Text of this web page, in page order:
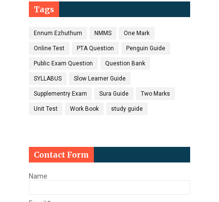
Tags
Ennum Ezhuthum NMMS One Mark
Online Test PTA Question Penguin Guide
Public Exam Question Question Bank
SYLLABUS Slow Learner Guide
Supplementry Exam Sura Guide Two Marks
Unit Test Work Book study guide
Contact Form
Name